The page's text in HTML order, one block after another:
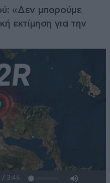
«Δεν μπορούμε
εκτίμηση για την